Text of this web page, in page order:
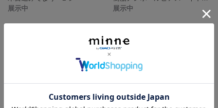
展示中
展示中